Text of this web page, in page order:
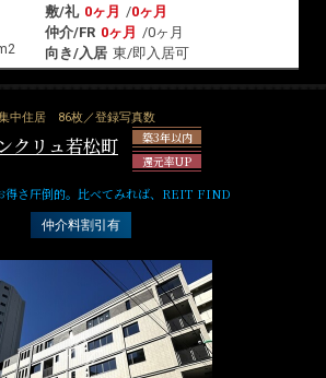
敷/礼 0ヶ月 /0ヶ月
仲介/FR 0ヶ月 /0ヶ月
向き/入居 東/即入居可
中住居 86枚／登録写真数
クリュ若松町
築3年以内
還元率UP
得さ圧倒的。比べてみれば、REIT FIND
仲介料割引有